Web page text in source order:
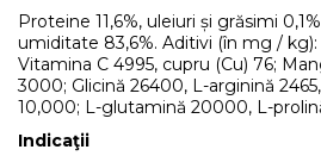
Proteine 11,6%, uleiuri și grăsimi
umiditate 83,6%. Aditivi (în mg /
Vitamina C 4995, cupru (Cu) 76;
3000; Glicină 26400, L-arginină
10,000; L-glutamină 20000, L-
Indicaţii